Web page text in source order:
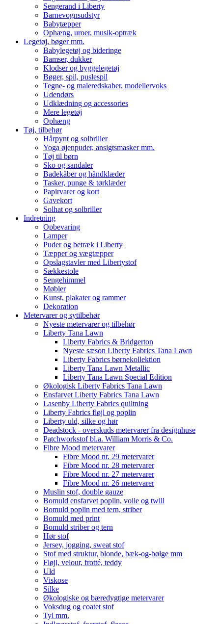
Sengerand i Liberty
Barnevognsudstyr
Babytæpper
Ophæng, uroer, musik-optræk
Legetøj, bøger mm.
Babylegetøj og bideringe
Bamser, dukker
Klodser og byggelegetøj
Bøger, spil, puslespil
Tegne- og maleredskaber, modellervoks
Udendørs
Udklædning og accessories
Mere legetøj
Ophæng
Tøj, tilbehør
Hårpynt og solbriller
Yoga øjenpuder, ansigtsmasker mm.
Tøj til børn
Sko og sandaler
Badekåber og håndklæder
Tasker, punge & tørklæder
Papirvarer og kort
Gavekort
Solhat og solbriller
Indretning
Opbevaring
Lamper
Puder og betræk i Liberty
Tæpper og vægtæpper
Opslagstavler med Libertystof
Sækkestole
Sengehimmel
Møbler
Kunst, plakater og rammer
Dekoration
Metervarer og sytilbehør
Nyeste metervarer og tilbehør
Liberty Tana Lawn
Liberty Fabrics & Bridgerton
Nyeste sæson Liberty Fabrics Tana Lawn
Liberty Fabrics børnekollektion
Liberty Tana Lawn Metallic
Liberty Tana Lawn Special Edition
Økologisk Liberty Fabrics Tana Lawn
Ensfarvet Liberty Fabrics Tana Lawn
Lasenby Liberty Fabrics quiltning
Liberty Fabrics fløjl og poplin
Liberty uld, silke og hør
Deadstock - overskuds metervarer fra designhuse
Patchworkstof bl.a. William Morris & Co.
Fibre Mood metervarer
Fibre Mood nr. 29 metervarer
Fibre Mood nr. 28 metervarer
Fibre Mood nr. 27 metervarer
Fibre Mood nr. 26 metervarer
Muslin stof, double gauze
Bomuld ensfarvet poplin, voile og twill
Bomuld poplin med tern, striber
Bomuld med print
Bomuld striber og tern
Hør stof
Jersey, jogging, sweat stof
Stof med struktur, blonde, bæk-og-bølge mm
Fløjl, velour, frotté, teddy
Uld
Viskose
Silke
Økologiske og bæredygtige metervarer
Voksdug og coatet stof
Tyl mm.